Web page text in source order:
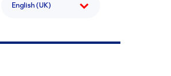
English (UK)